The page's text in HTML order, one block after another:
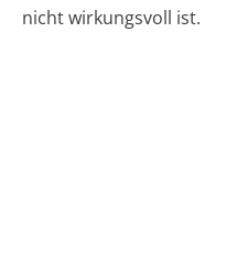
nicht wirkungsvoll ist.